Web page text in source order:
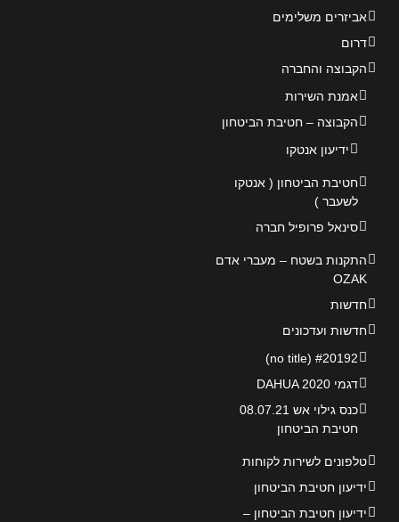
אביזרים משלימים
דרום
הקבוצה והחברה
אמנת השירות
הקבוצה – חטיבת הביטחון
ידיעון אנטקו
חטיבת הביטחון ( אנטקו
לשעבר )
סינאל פרופיל חברה
התקנות בשטח – מעברי אדם
OZAK
חדשות
חדשות ועדכונים
#20192 (no title)
דגמי DAHUA 2020
כנס גילוי אש 08.07.21
חטיבת הביטחון
טלפונים לשירות לקוחות
ידיעון חטיבת הביטחון
ידיעון חטיבת הביטחון –